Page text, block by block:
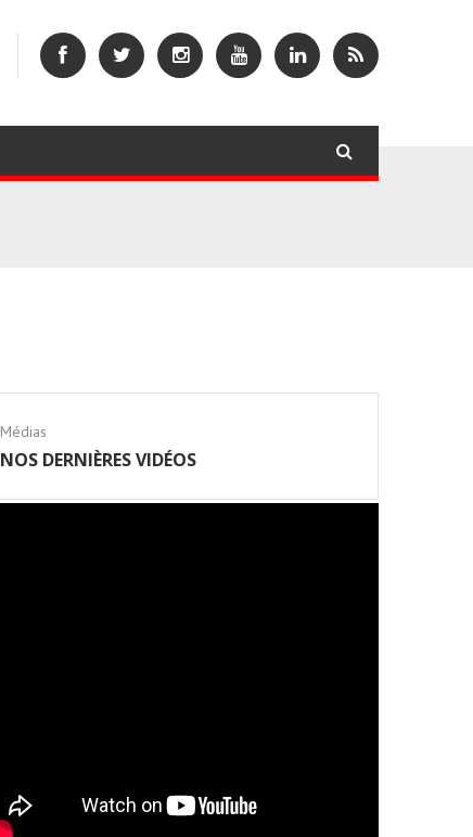
Médias
NOS DERNIÈRES VIDÉOS